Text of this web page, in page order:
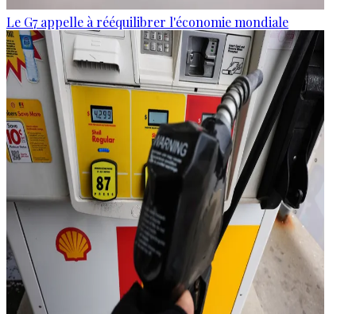
Le G7 appelle à rééquilibrer l'économie mondiale